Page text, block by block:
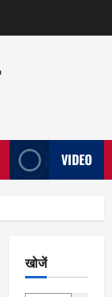
VIDEO
खोजें